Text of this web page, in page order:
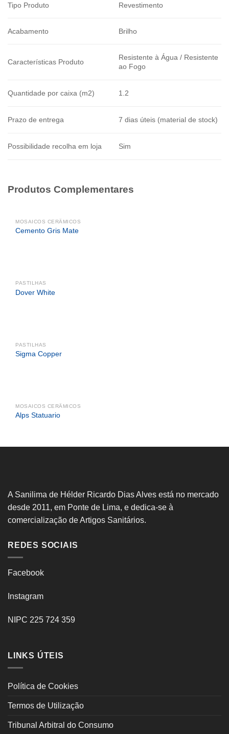
Tipo Produto Revestimento
Acabamento Brilho
Características Produto
Resistente à Água / Resistente
ao Fogo
Quantidade por caixa (m2) 1.2
Prazo de entrega 7 dias úteis (material de stock)
Possibilidade recolha em loja Sim
Produtos Complementares
MOSAICOS CERÂMICOS
Cemento Gris Mate
PASTILHAS
Dover White
PASTILHAS
Sigma Copper
MOSAICOS CERÂMICOS
Alps Statuario
A Sanilima de Hélder Ricardo Dias Alves está no mercado
desde 2011, em Ponte de Lima, e dedica-se à
comercialização de Artigos Sanitários.
REDES SOCIAIS
Facebook
Instagram
NIPC 225 724 359
LINKS ÚTEIS
Política de Cookies
Termos de Utilização
Tribunal Arbitral do Consumo